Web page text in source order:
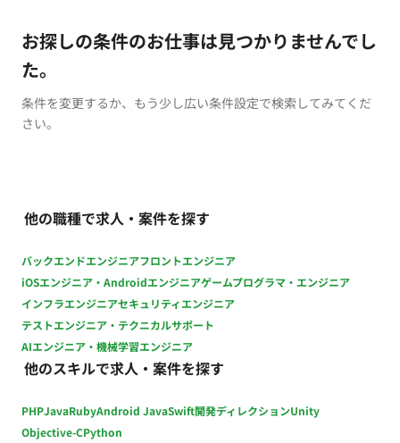
お探しの条件のお仕事は見つかりませんでし
た。
条件を変更するか、もう少し広い条件設定で検索してみてくだ
さい。
他の職種で求人・案件を探す
バックエンドエンジニアフロントエンジニア
iOSエンジニア・Androidエンジニアゲームプログラマ・エンジニア
インフラエンジニアセキュリティエンジニア
テストエンジニア・テクニカルサポート
AIエンジニア・機械学習エンジニア
他のスキルで求人・案件を探す
PHPJavaRubyAndroid JavaSwift開発ディレクションUnity
Objective-CPython